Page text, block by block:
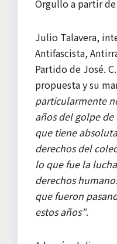
Orgullo a partir de
Julio Talavera,
Antifascista,
Partido de José.
propuesta y su
particularmente
años del golpe
que tiene
derechos del
lo que fue la
derechos
que fueron
estos años”.